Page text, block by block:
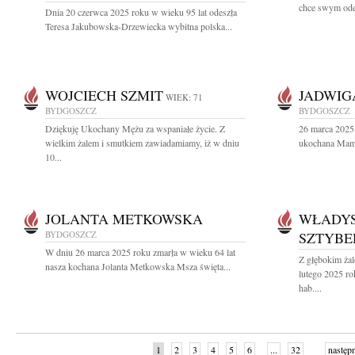
Dnia 20 czerwca 2025 roku w wieku 95 lat odeszła
Teresa Jakubowska-Drzewiecka wybitna polska...
chce swym
WOJCIECH SZMIT WIEK: 71
BYDGOSZCZ
Dziękuję Ukochany Mężu za wspaniałe życie. Z
wielkim żalem i smutkiem zawiadamiamy, iż w dniu
10...
BYDGOSZCZ
26 marca
ukochana
JOLANTA METKOWSKA
BYDGOSZCZ
W dniu 26 marca 2025 roku zmarła w wieku 64 lat
nasza kochana Jolanta Metkowska Msza święta...
Z głębokim
lutego 2025
hab....
1 2 3 4 5 6 ... 32